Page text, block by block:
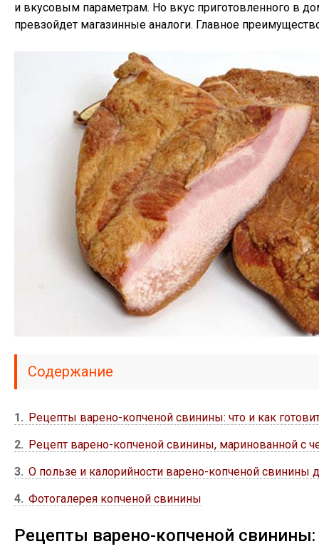
и вкусовым параметрам. Но вкус приготовленного в
превзойдет магазинные аналоги. Главное
Содержание
1
Рецепты варено-копченой свинины: что и как
2
Рецепт варено-копченой свинины, маринованной с
3
О пользе и калорийности варено-копченой свинины
4
Фотогалерея копченой свинины
Рецепты варено-копченой свинины: